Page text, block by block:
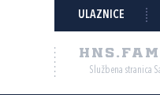
ULAZNICE
Službena stranica